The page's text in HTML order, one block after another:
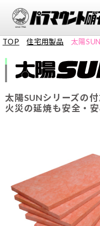
TOP 住宅用製品 太陽
太陽SUNシリーズの
⽕災の延焼も安全・安